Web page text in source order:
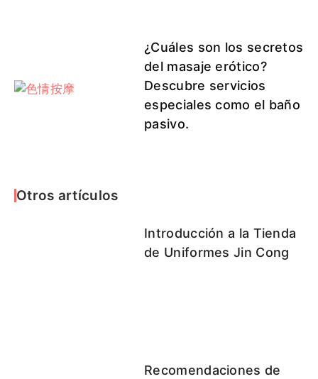
¿Cuáles son los secretos
del masaje erótico?
Descubre servicios
especiales como el baño
pasivo.
Otros artículos
Introducción a la Tienda
de Uniformes Jin Cong
Recomendaciones de